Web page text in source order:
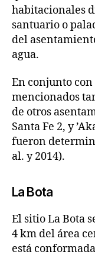
habitacionales
santuario o
del
agua.
En conjunto
mencionados
de otros
Santa Fe 2, y
fueron
al. y 2014).
La Bota
El sitio La Bota
4 km del área
está